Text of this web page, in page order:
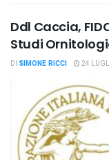
Ddl Caccia,
Studi
DI SIMONE RICCI 24